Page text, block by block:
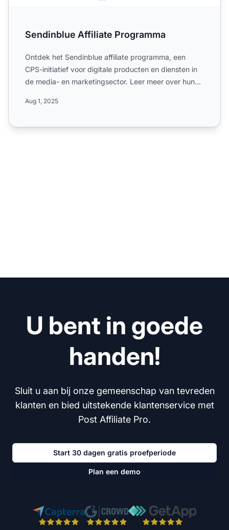
Sendinblue Affiliate Programma
Ontdek het Sendinblue affiliate programma, een
CPS-initiatief voor digitale producten en diensten in
de media- en marketingsector. Leer meer over hun
Aug 1, 2025
U bent in goede
handen!
Sluit u aan bij onze gemeenschap van tevreden
klanten en bied uitstekende klantenservice met
Post Affiliate Pro.
Start 30 dagen gratis proefperiode
Plan een demo